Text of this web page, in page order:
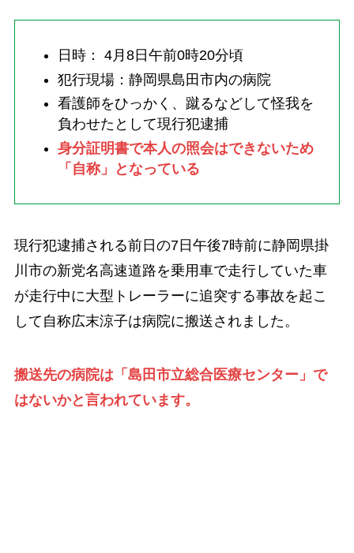
日時： 4月8日午前0時20分頃
犯行現場：静岡県島田市内の病院
看護師をひっかく、蹴るなどして怪我を
負わせたとして現行犯逮捕
身分証明書で本人の照会はできないため
「自称」となっている
現行犯逮捕される前日の7日午後7時前に静岡県掛
川市の新党名高速道路を乗用車で走行していた車
が走行中に大型トレーラーに追突する事故を起こ
して自称広末涼子は病院に搬送されました。
搬送先の病院は「島田市立総合医療センター」で
はないかと言われています。